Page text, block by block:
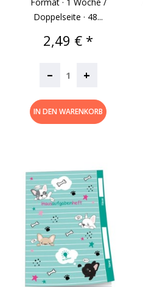
Doppelseite · 48...
Preis
2,49 € *
– +
IN DEN WARENKORB